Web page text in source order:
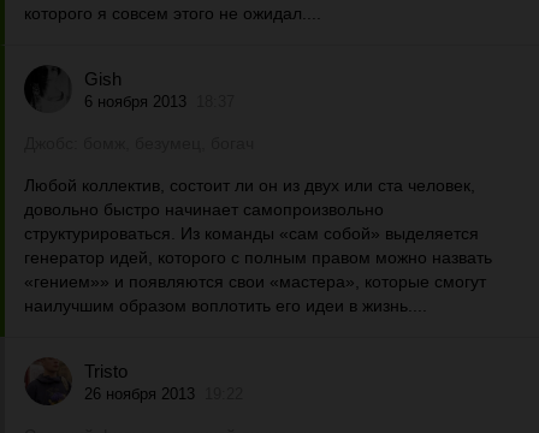
которого я совсем этого не ожидал....
Gish
6 ноября 2013
Любой коллектив, состоит ли он из двух или ста человек,
довольно быстро начинает самопроизвольно
структурироваться. Из команды «сам собой» выделяется
генератор идей, которого с полным правом можно назвать
«гением»» и появляются свои «мастера», которые смогут
наилучшим образом воплотить его идеи в жизнь....
Tristo
26 ноября 2013